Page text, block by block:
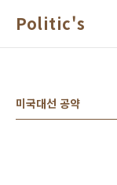
Politic's
미국대선 공약